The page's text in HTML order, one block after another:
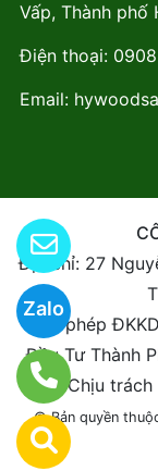
Zalo
Vấp, Thành phố
Điện thoại:
Email:
Địa chỉ: 27
Giấy phép
Đầu Tư Thành
Chịu trách
© Bản quyền